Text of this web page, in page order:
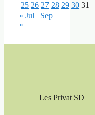
25 26 27 28 29 30 31
« Jul
Sep
»
Les Privat SD